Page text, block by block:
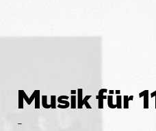
Musik für 11
-